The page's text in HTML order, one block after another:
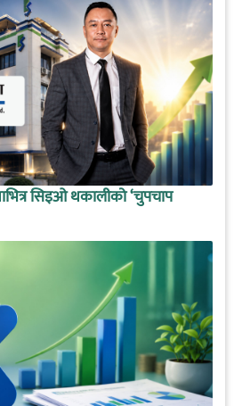
सिइओ थकालीको ‘चुपचाप